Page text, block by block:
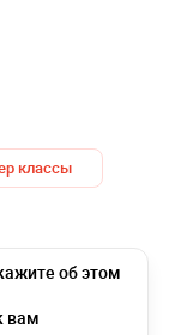
классы
об этом
вам